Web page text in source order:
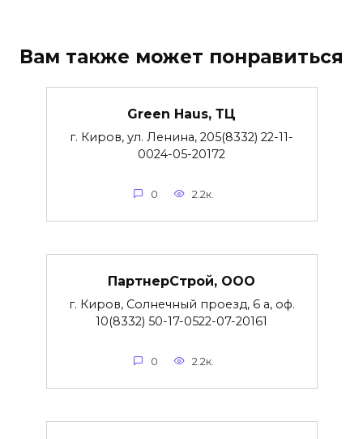
Вам также может понравиться
Green Haus, ТЦ
г. Киров, ул. Ленина, 205(8332) 22-11-
0024-05-20172
0 2.2к.
ПартнерСтрой, ООО
г. Киров, Солнечный проезд, 6 а, оф.
10(8332) 50-17-0522-07-20161
0 2.2к.